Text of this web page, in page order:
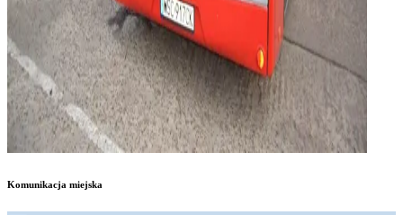
Komunikacja miejska